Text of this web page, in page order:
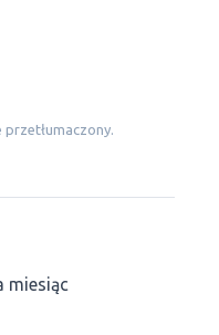
miesiąc